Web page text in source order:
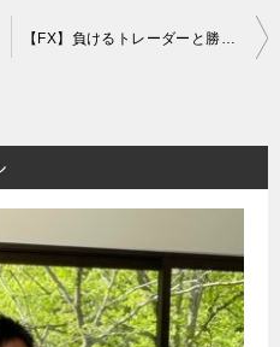
【FX】負けるトレーダーと勝てるトレーダーの心理状態の決定的な違い